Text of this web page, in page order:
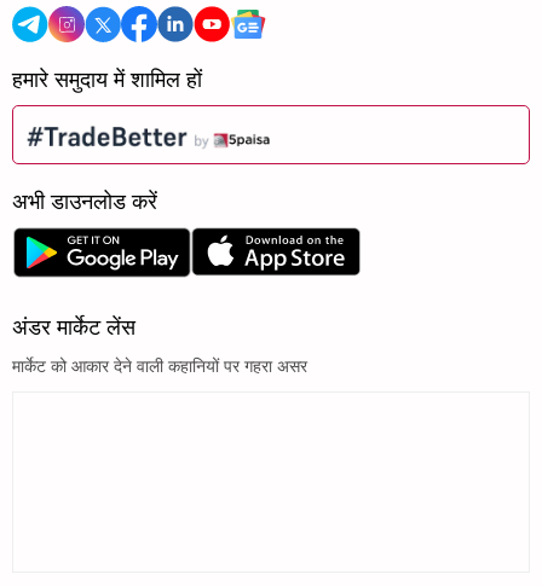
हमारे समुदाय में शामिल हों
अभी डाउनलोड करें
अंडर मार्केट लेंस
मार्केट को आकार देने वाली कहानियों पर गहरा असर